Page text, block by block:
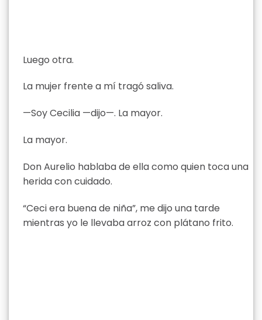
Luego otra.
La mujer frente a mí tragó saliva.
—Soy Cecilia —dijo—. La mayor.
La mayor.
Don Aurelio hablaba de ella como quien toca una
herida con cuidado.
“Ceci era buena de niña”, me dijo una tarde
mientras yo le llevaba arroz con plátano frito.